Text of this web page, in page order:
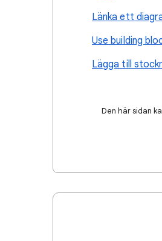
Länka ett
Use building
Lägga till
Den här sidan